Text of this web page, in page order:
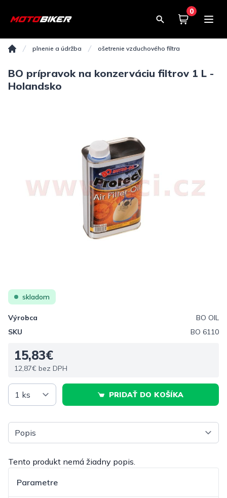
0
Košík 0,00€
plnenie a údržba ošetrenie vzduchového filtra
BO prípravok na konzerváciu filtrov 1 L -
Holandsko
skladom
Výrobca
BO OIL
SKU
BO 6110
15,83€
12,87€ bez DPH
PRIDAŤ DO KOŠÍKA
Vyberte tab
Tento produkt nemá žiadny popis.
Parametre